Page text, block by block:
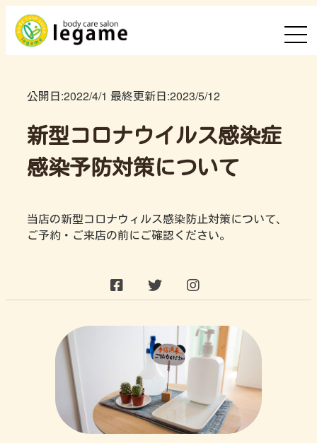
公開日:2022/4/1 最終更新日:2023/5/12
新型コロナウイルス感染症
感染予防対策について
当店の新型コロナウィルス感染防止対策について、
ご予約・ご来店の前にご確認ください。